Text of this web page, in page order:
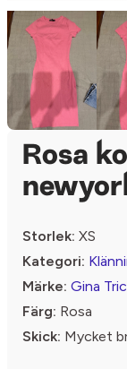
Rosa
Storlek: XS
Kategori:
Märke: Gina
Färg: Rosa
Skick: Mycket